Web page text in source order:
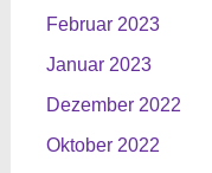
Februar 2023
Januar 2023
Dezember 2022
Oktober 2022